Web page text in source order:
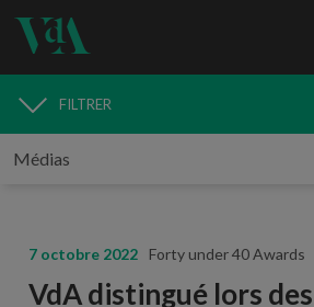
MÉDIAS
FILTRER
7 octobre 2022 Forty under 40 Awards
VdA distingué lors